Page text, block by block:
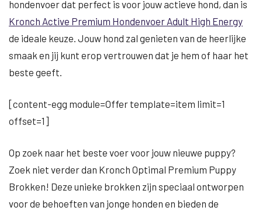
hondenvoer dat perfect is voor jouw actieve hond, dan is
Kronch Active Premium Hondenvoer Adult High Energy
de ideale keuze. Jouw hond zal genieten van de heerlijke
smaak en jij kunt erop vertrouwen dat je hem of haar het
beste geeft.
[content-egg module=Offer template=item limit=1
offset=1]
Op zoek naar het beste voer voor jouw nieuwe puppy?
Zoek niet verder dan Kronch Optimal Premium Puppy
Brokken! Deze unieke brokken zijn speciaal ontworpen
voor de behoeften van jonge honden en bieden de